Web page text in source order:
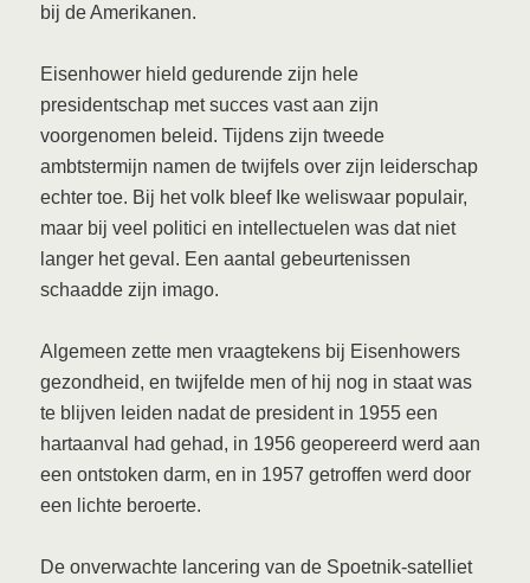
bij de Amerikanen.
Eisenhower hield gedurende zijn hele
presidentschap met succes vast aan zijn
voorgenomen beleid. Tijdens zijn tweede
ambtstermijn namen de twijfels over zijn leiderschap
echter toe. Bij het volk bleef Ike weliswaar populair,
maar bij veel politici en intellectuelen was dat niet
langer het geval. Een aantal gebeurtenissen
schaadde zijn imago.
Algemeen zette men vraagtekens bij Eisenhowers
gezondheid, en twijfelde men of hij nog in staat was
te blijven leiden nadat de president in 1955 een
hartaanval had gehad, in 1956 geopereerd werd aan
een ontstoken darm, en in 1957 getroffen werd door
een lichte beroerte.
De onverwachte lancering van de Spoetnik-satelliet